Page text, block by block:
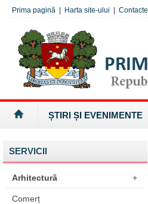
Prima pagină Harta site-ului Contacte
ȘTIRI ȘI EVENIMENTE
SERVICII
Arhitectură +
Comerț